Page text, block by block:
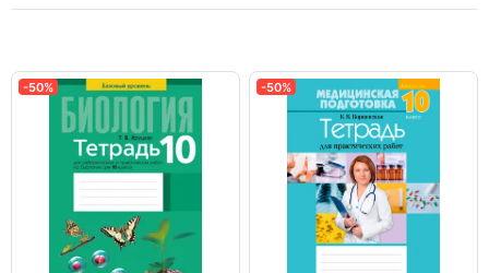
-50% -50%